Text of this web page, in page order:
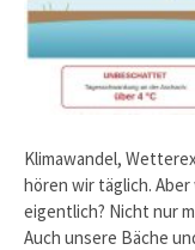
Klimawandel,
hören wir täglich.
eigentlich? Nicht nur
Auch unsere Bäche